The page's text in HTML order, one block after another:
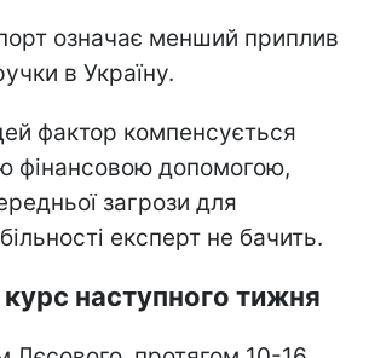
означає менший приплив
в Україну.
фактор компенсується
фінансовою допомогою,
загрози для
експерт не бачить.
наступного тижня